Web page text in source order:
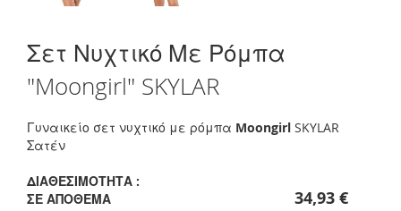
to
beginning
the
images
Σετ Νυχτικό Με Ρόμπα
"Moongirl" SKYLAR
Γυναικείο σετ νυχτικό με ρόμπα Moongirl SKYLAR
Σατέν
ΔΙΑΘΕΣΙΜΌΤΗΤΑ :
ΣΕ ΑΠΌΘΕΜΑ
34,93 €